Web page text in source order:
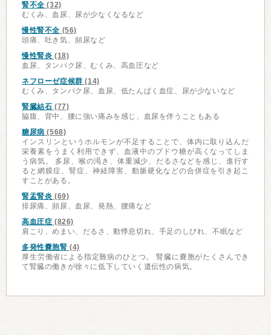
腎不全 (32)
むくみ、血尿、尿が少なくなるなど
慢性腎不全 (56)
頭痛、吐き気、頻尿など
慢性腎炎 (18)
血尿、タンパク尿、むくみ、高血圧など
ネフローゼ症候群 (14)
むくみ、タンパク尿、血尿、低たんぱく血症、尿が少ないなど
腎臓結石 (77)
脇腹、背中、腰に強い痛みを感じ、血尿を伴うこともある
糖尿病 (568)
インスリンというホルモンが不足することで、体内に取り込んだ
栄養素をうまく利用できず、血液中のブドウ糖が高くなってしま
う病気。 多尿、喉の渇き、体重減少、だるさなどを感じ、進行す
ると網膜症、腎症、神経障害、動脈硬化などの合併症を引き起こ
すことがある。
腎盂腎炎 (69)
排尿痛、頻尿、血尿、発熱、腰痛など
高血圧症 (826)
肩こり、めまい、だるさ、動悸息切れ、手足のしびれ、不眠など
多発性嚢胞腎 (4)
厚生労働省による指定難病のひとつ。 腎臓に嚢胞がたくさんでき
て腎臓の働きが徐々に低下していく遺伝性の病気。